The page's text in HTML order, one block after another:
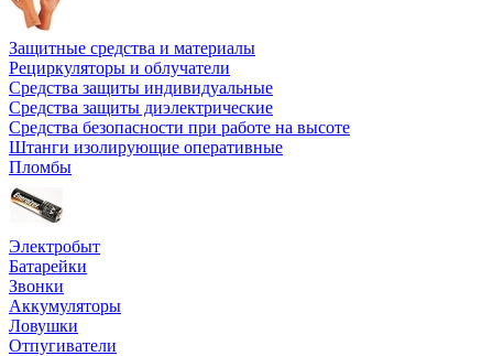
Защитные средства и материалы
Рециркуляторы и облучатели
Средства защиты индивидуальные
Средства защиты диэлектрические
Средства безопасности при работе на высоте
Штанги изолирующие оперативные
Пломбы
Электробыт
Батарейки
Звонки
Аккумуляторы
Ловушки
Отпугиватели